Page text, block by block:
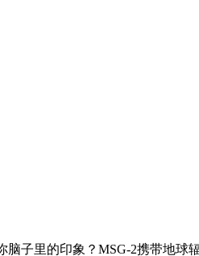
子里的印象？MSG-2携带地球